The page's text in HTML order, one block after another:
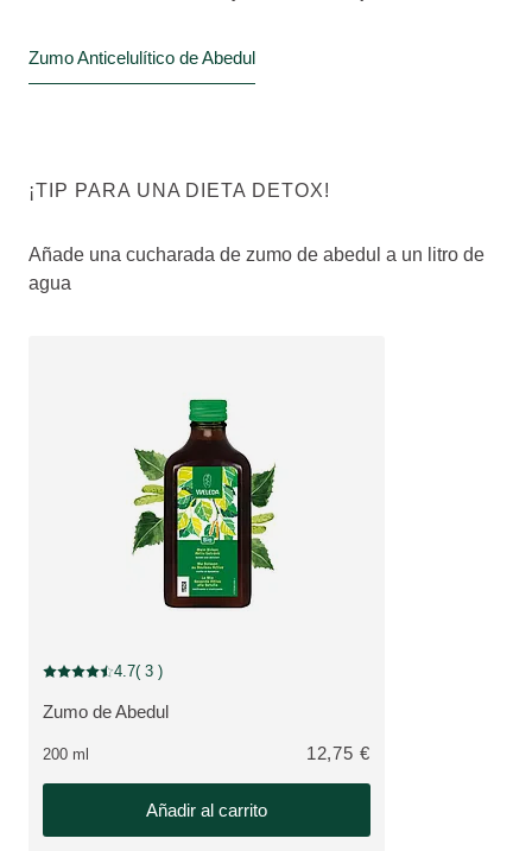
Zumo Anticelulítico de Abedul
¡TIP PARA UNA DIETA DETOX!
Añade una cucharada de zumo de abedul a un litro de
agua
VER PRODUCTO:
Zumo de Abedul
Puntuación: 4.7 / 5 estrellas 3 valoraciones de usuarios
4.7( 3 )
200 ml 12,75 €
Añadir al carrito